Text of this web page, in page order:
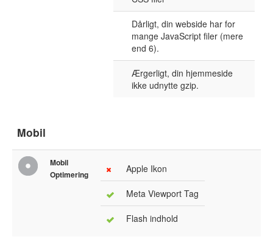
Dårligt, din webside har for
mange JavaScript filer (mere
end 6).
Ærgerligt, din hjemmeside
ikke udnytte gzip.
Mobil
Mobil
Optimering
Apple Ikon
Meta Viewport Tag
Flash indhold